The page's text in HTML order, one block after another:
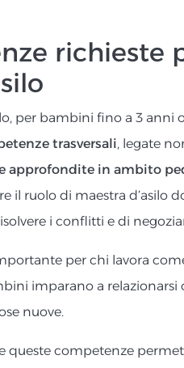
richieste
per bambini fino a 3
trasversali, legate
approfondite in ambito
il ruolo di maestra d’asilo
i conflitti e di
per chi lavora
imparano a relazionarsi
nuove.
queste competenze